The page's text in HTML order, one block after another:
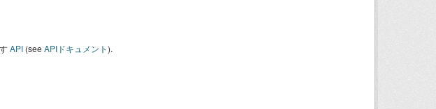
API (see APIドキュメント).